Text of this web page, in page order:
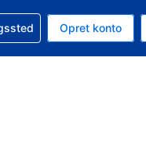
dollar
er Dansk
Opret konto